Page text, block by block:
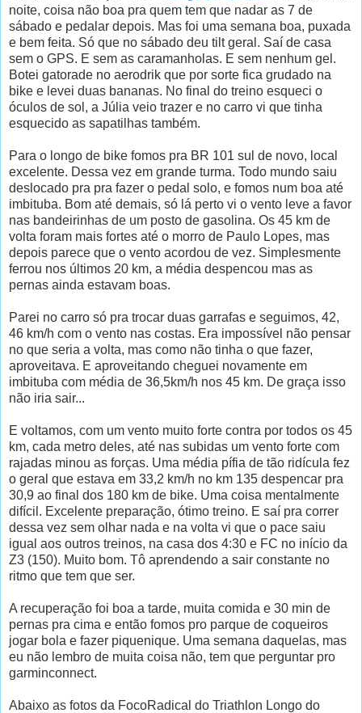
noite, coisa não boa pra quem tem que nadar as 7 de
sábado e pedalar depois. Mas foi uma semana boa, puxada
e bem feita. Só que no sábado deu tilt geral. Saí de casa
sem o GPS. E sem as caramanholas. E sem nenhum gel.
Botei gatorade no aerodrik que por sorte fica grudado na
bike e levei duas bananas. No final do treino esqueci o
óculos de sol, a Júlia veio trazer e no carro vi que tinha
esquecido as sapatilhas também.
Para o longo de bike fomos pra BR 101 sul de novo, local
excelente. Dessa vez em grande turma. Todo mundo saiu
deslocado pra pra fazer o pedal solo, e fomos num boa até
imbituba. Bom até demais, só lá perto vi o vento leve a favor
nas bandeirinhas de um posto de gasolina. Os 45 km de
volta foram mais fortes até o morro de Paulo Lopes, mas
depois parece que o vento acordou de vez. Simplesmente
ferrou nos últimos 20 km, a média despencou mas as
pernas ainda estavam boas.
Parei no carro só pra trocar duas garrafas e seguimos, 42,
46 km/h com o vento nas costas. Era impossível não pensar
no que seria a volta, mas como não tinha o que fazer,
aproveitava. E aproveitando cheguei novamente em
imbituba com média de 36,5km/h nos 45 km. De graça isso
não iria sair...
E voltamos, com um vento muito forte contra por todos os 45
km, cada metro deles, até nas subidas um vento forte com
rajadas minou as forças. Uma média pífia de tão ridícula fez
o geral que estava em 33,2 km/h no km 135 despencar pra
30,9 ao final dos 180 km de bike. Uma coisa mentalmente
difícil. Excelente preparação, ótimo treino. E saí pra correr
dessa vez sem olhar nada e na volta vi que o pace saiu
igual aos outros treinos, na casa dos 4:30 e FC no início da
Z3 (150). Muito bom. Tô aprendendo a sair constante no
ritmo que tem que ser.
A recuperação foi boa a tarde, muita comida e 30 min de
pernas pra cima e então fomos pro parque de coqueiros
jogar bola e fazer piquenique. Uma semana daquelas, mas
eu não lembro de muita coisa não, tem que perguntar pro
garminconnect.
Abaixo as fotos da FocoRadical do Triathlon Longo do